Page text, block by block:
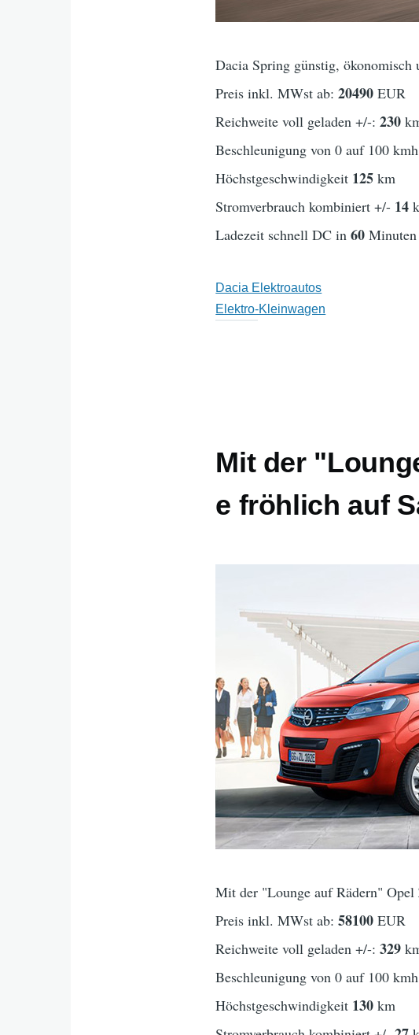
Dacia Spring günstig, ökonomisch
Preis inkl. MWst ab:20490 EUR
Reichweite voll geladen +/-:230
Beschleunigung von 0 auf 100
Höchstgeschwindigkeit 125 km
Stromverbrauch kombiniert +/- 14
Ladezeit schnell DC in60
Dacia Elektroautos
Elektro-Kleinwagen
Mit der
e fröhlich auf
Mit der "Lounge auf Rädern"
Preis inkl. MWst ab:58100 EUR
Reichweite voll geladen +/-:329
Beschleunigung von 0 auf 100
Höchstgeschwindigkeit 130 km